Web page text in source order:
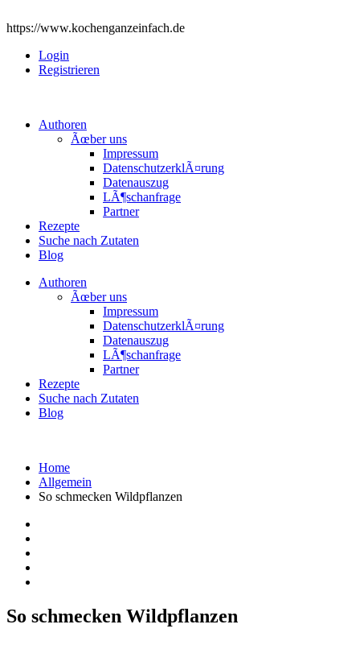
https://www.kochenganzeinfach.de
Login
Registrieren
Authoren
Ãœber uns
Impressum
DatenschutzerklÃ¤rung
Datenauszug
LÃ¶schanfrage
Partner
Rezepte
Suche nach Zutaten
Blog
Authoren
Ãœber uns
Impressum
DatenschutzerklÃ¤rung
Datenauszug
LÃ¶schanfrage
Partner
Rezepte
Suche nach Zutaten
Blog
Home
Allgemein
So schmecken Wildpflanzen
So schmecken Wildpflanzen